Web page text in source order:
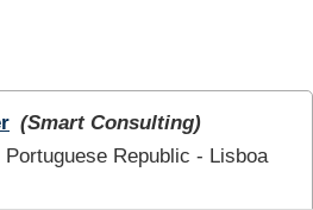
(Smart Consulting)
Portuguese Republic - Lisboa